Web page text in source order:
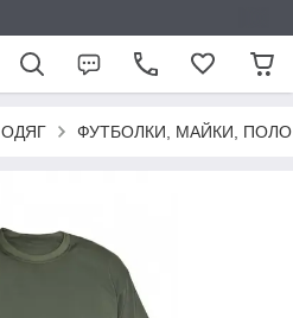
ОДЯГ ФУТБОЛКИ, МАЙКИ, ПОЛО